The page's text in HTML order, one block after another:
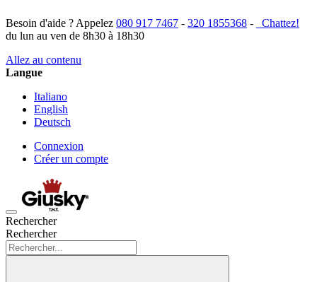
Besoin d'aide ? Appelez 080 917 7467 - 320 1855368 -
Chattez!
du lun au ven de 8h30 à 18h30
Allez au contenu
Langue
Italiano
English
Deutsch
Connexion
Créer un compte
Rechercher
Rechercher